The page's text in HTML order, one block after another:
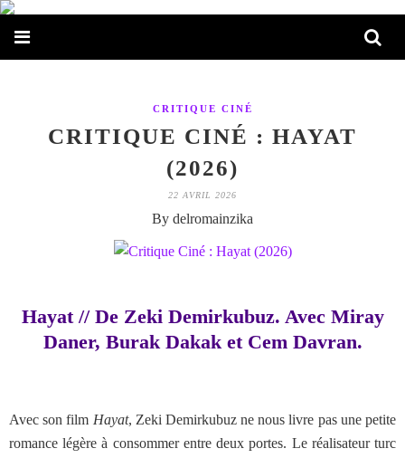
CRITIQUE CINÉ
CRITIQUE CINÉ : HAYAT
(2026)
22 AVRIL 2026
By delromainzika
Hayat // De Zeki Demirkubuz. Avec Miray
Daner, Burak Dakak et Cem Davran.
Avec son film Hayat, Zeki Demirkubuz ne nous livre pas une petite
romance légère à consommer entre deux portes. Le réalisateur turc